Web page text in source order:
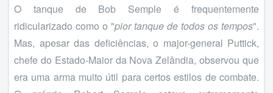
O tanque de Bob Semple é frequentemente
ridicularizado como o "pior tanque de todos os tempos".
Mas, apesar das deficiências, o major-general Puttick,
chefe do Estado-Maior da Nova Zelândia, observou que
era uma arma muito útil para certos estilos de combate.